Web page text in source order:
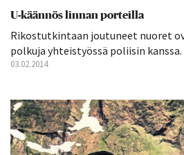
U-käännös linnan porteilla
Rikostutkintaan joutuneet nuoret
polkuja yhteistyössä poliisin kanssa.
03.02.2014